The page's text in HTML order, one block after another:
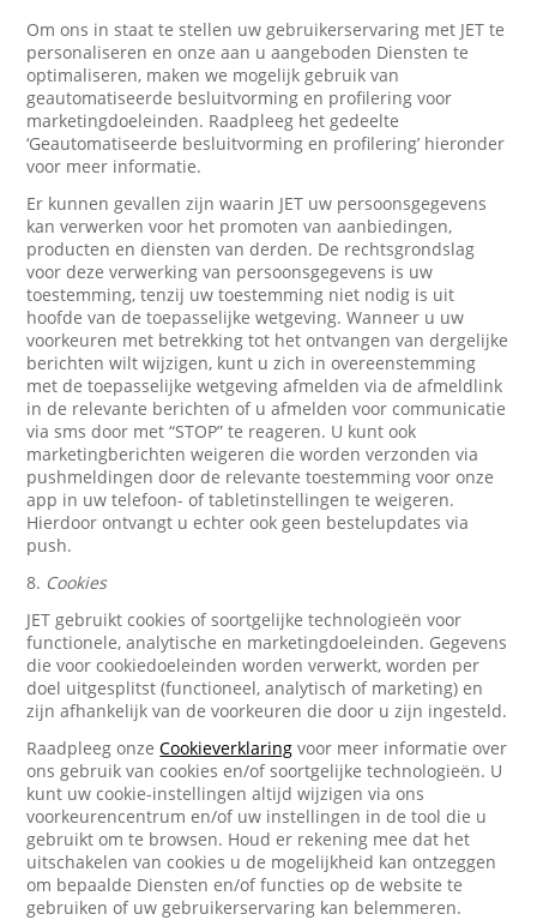
Om ons in staat te stellen uw gebruikerservaring met JET te
personaliseren en onze aan u aangeboden Diensten te
optimaliseren, maken we mogelijk gebruik van
geautomatiseerde besluitvorming en profilering voor
marketingdoeleinden. Raadpleeg het gedeelte
‘Geautomatiseerde besluitvorming en profilering’ hieronder
voor meer informatie.
Er kunnen gevallen zijn waarin JET uw persoonsgegevens
kan verwerken voor het promoten van aanbiedingen,
producten en diensten van derden. De rechtsgrondslag
voor deze verwerking van persoonsgegevens is uw
toestemming, tenzij uw toestemming niet nodig is uit
hoofde van de toepasselijke wetgeving. Wanneer u uw
voorkeuren met betrekking tot het ontvangen van dergelijke
berichten wilt wijzigen, kunt u zich in overeenstemming
met de toepasselijke wetgeving afmelden via de afmeldlink
in de relevante berichten of u afmelden voor communicatie
via sms door met “STOP” te reageren. U kunt ook
marketingberichten weigeren die worden verzonden via
pushmeldingen door de relevante toestemming voor onze
app in uw telefoon- of tabletinstellingen te weigeren.
Hierdoor ontvangt u echter ook geen bestelupdates via
push.
8. Cookies
JET gebruikt cookies of soortgelijke technologieën voor
functionele, analytische en marketingdoeleinden. Gegevens
die voor cookiedoeleinden worden verwerkt, worden per
doel uitgesplitst (functioneel, analytisch of marketing) en
zijn afhankelijk van de voorkeuren die door u zijn ingesteld.
Raadpleeg onzeCookieverklaring voor meer informatie over
ons gebruik van cookies en/of soortgelijke technologieën. U
kunt uw cookie-instellingen altijd wijzigen via ons
voorkeurencentrum en/of uw instellingen in de tool die u
gebruikt om te browsen. Houd er rekening mee dat het
uitschakelen van cookies u de mogelijkheid kan ontzeggen
om bepaalde Diensten en/of functies op de website te
gebruiken of uw gebruikerservaring kan belemmeren.